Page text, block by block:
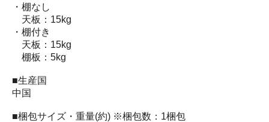
・棚なし
天板：15kg
・棚付き
天板：15kg
棚板：5kg
■生産国
中国
■梱包サイズ・重量(約) ※梱包数：1梱包